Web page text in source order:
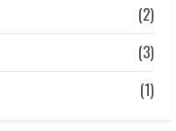
(2)
(3)
(1)